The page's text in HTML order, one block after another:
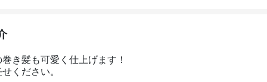
き髪も可愛く仕上げます！
ください。